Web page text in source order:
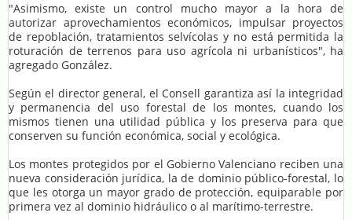
"Asimismo, existe un control mucho mayor a la hora de
autorizar aprovechamientos económicos, impulsar proyectos
de repoblación, tratamientos selvícolas y no está permitida la
roturación de terrenos para uso agrícola ni urbanísticos", ha
agregado González.
Según el director general, el Consell garantiza así la integridad
y permanencia del uso forestal de los montes, cuando los
mismos tienen una utilidad pública y los preserva para que
conserven su función económica, social y ecológica.
Los montes protegidos por el Gobierno Valenciano reciben una
nueva consideración jurídica, la de dominio público-forestal, lo
que les otorga un mayor grado de protección, equiparable por
primera vez al dominio hidráulico o al marítimo-terrestre.